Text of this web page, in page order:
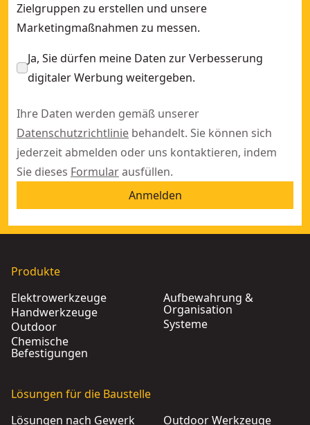
Zielgruppen zu erstellen und unsere
Marketingmaßnahmen zu messen.
Ja, Sie dürfen meine Daten zur Verbesserung
digitaler Werbung weitergeben.
Ihre Daten werden gemäß unserer
Datenschutzrichtlinie behandelt. Sie können sich
jederzeit abmelden oder uns kontaktieren, indem
Sie dieses Formularausfüllen.
Anmelden
Produkte
Elektrowerkzeuge
Handwerkzeuge
Outdoor
Chemische
Befestigungen
Aufbewahrung &
Organisation
Systeme
Lösungen für die Baustelle
Lösungen nach Gewerk
Outdoor Werkzeuge